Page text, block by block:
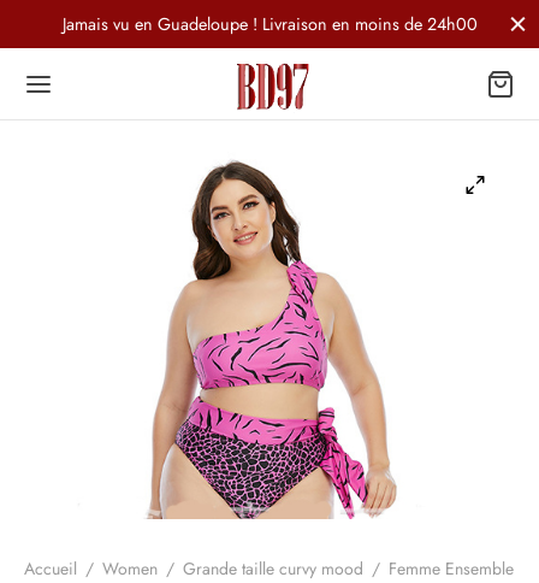
Jamais vu en Guadeloupe ! Livraison en moins de 24h00
Accueil / Women / Grande taille curvy mood / Femme Ensemble